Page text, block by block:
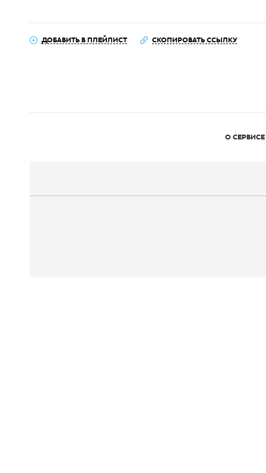
ДОБАВИТЬ В ПЛЕЙЛИСТ СКОПИРОВАТЬ ССЫЛКУ
О СЕРВИСЕ